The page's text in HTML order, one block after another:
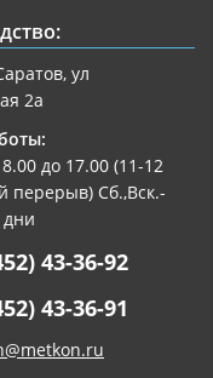
ул
2а
до 17.00 (11-12
перерыв) Сб.,Вск.-
43-36-92
43-36-91